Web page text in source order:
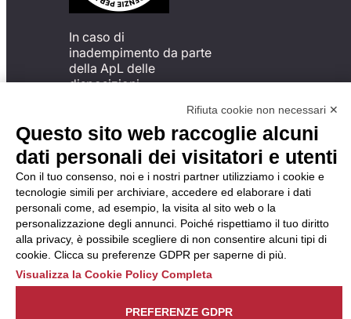
In caso di
inadempimento da parte
della ApL delle
disposizioni
possibile presentare un
reclamo
all’Organismo di
Monitoraggio utilizzando
una delle modalità
descritte al seguente
indirizzo web
https://odm-
agenzielavoro.it/reclami/.
Rifiuta cookie non necessari ✕
Questo sito web raccoglie alcuni
dati personali dei visitatori e utenti
Con il tuo consenso, noi e i nostri partner utilizziamo i cookie e
tecnologie simili per archiviare, accedere ed elaborare i dati
personali come, ad esempio, la visita al sito web o la
personalizzazione degli annunci. Poiché rispettiamo il tuo diritto
alla privacy, è possibile scegliere di non consentire alcuni tipi di
cookie. Clicca su preferenze GDPR per saperne di più.
Visualizza la Cookie Policy Completa
PREFERENZE GDPR